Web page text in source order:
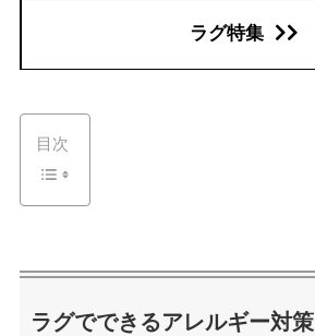
ラグ特集
目次
ラグでできるアレルギー対策